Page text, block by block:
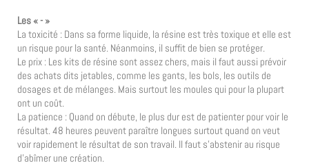
Les « - »
La toxicité : Dans sa forme liquide, la résine est très toxique et elle est
un risque pour la santé. Néanmoins, il suffit de bien se protéger.
Le prix : Les kits de résine sont assez chers, mais il faut aussi prévoir
des achats dits jetables, comme les gants, les bols, les outils de
dosages et de mélanges. Mais surtout les moules qui pour la plupart
ont un coût.
La patience : Quand on débute, le plus dur est de patienter pour voir le
résultat. 48 heures peuvent paraître longues surtout quand on veut
voir rapidement le résultat de son travail. Il faut s’abstenir au risque
d’abîmer une création.